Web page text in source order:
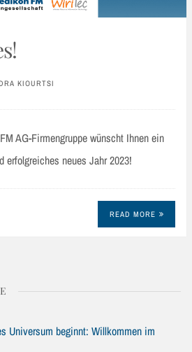
KIOURTSI
AG-Firmengruppe wünscht Ihnen ein
erfolgreiches neues Jahr 2023!
READ MORE
Universum beginnt: Willkommen im